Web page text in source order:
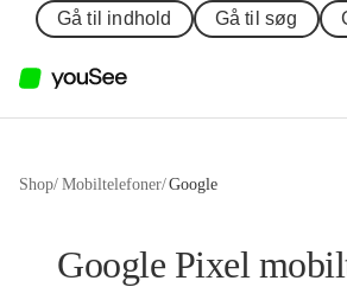
Gå til indhold Gå til søg
Shop/ Mobiltelefoner/ Google
Google Pixel